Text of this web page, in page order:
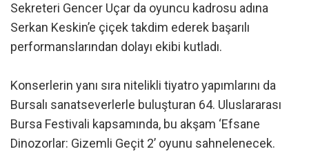
Sekreteri Gencer Uçar da oyuncu kadrosu adına
Serkan Keskin’e çiçek takdim ederek başarılı
performanslarından dolayı ekibi kutladı.
Konserlerin yanı sıra nitelikli tiyatro yapımlarını da
Bursalı sanatseverlerle buluşturan 64. Uluslararası
Bursa Festivali kapsamında, bu akşam ‘Efsane
Dinozorlar: Gizemli Geçit 2’ oyunu sahnelenecek.